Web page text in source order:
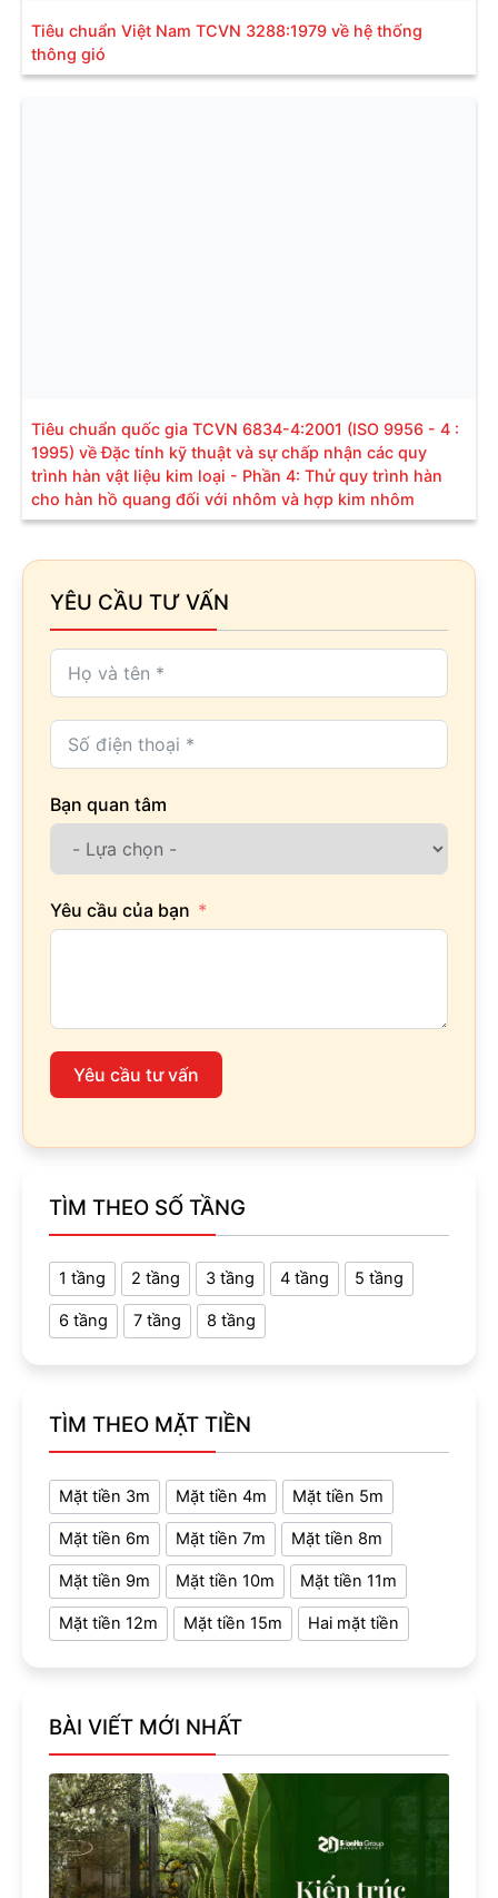
Tiêu chuẩn Việt Nam TCVN 3288:1979 về hệ thống
thông gió
Tiêu chuẩn quốc gia TCVN 6834-4:2001 (ISO 9956 - 4 :
1995) về Đặc tính kỹ thuật và sự chấp nhận các quy
trình hàn vật liệu kim loại - Phần 4: Thử quy trình hàn
cho hàn hồ quang đối với nhôm và hợp kim nhôm
YÊU CẦU TƯ VẤN
Bạn quan tâm
Yêu cầu của bạn
Yêu cầu tư vấn
TÌM THEO SỐ TẦNG
1 tầng 2 tầng 3 tầng 4 tầng 5 tầng
6 tầng 7 tầng 8 tầng
TÌM THEO MẶT TIỀN
Mặt tiền 3m Mặt tiền 4m Mặt tiền 5m
Mặt tiền 6m Mặt tiền 7m Mặt tiền 8m
Mặt tiền 9m Mặt tiền 10m Mặt tiền 11m
Mặt tiền 12m Mặt tiền 15m Hai mặt tiền
BÀI VIẾT MỚI NHẤT